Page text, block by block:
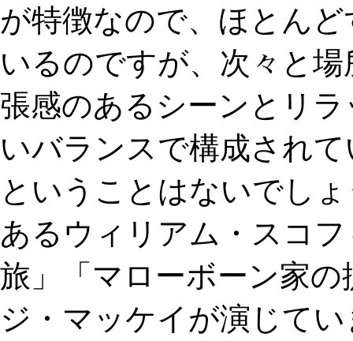
が特徴なので、ほとん
いるのですが、次々と
張感のあるシーンとリ
いバランスで構成され
ということはないでし
あるウィリアム・スコ
旅」「マローボーン家
ジ・マッケイが演じて